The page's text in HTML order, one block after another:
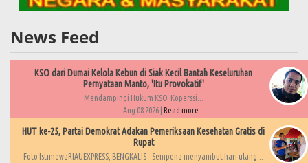
News Feed
KSO dari Dumai Kelola Kebun di Siak Kecil Bantah Keseluruhan
Pernyataan Manto, 'Itu Provokatif'
Mendampingi Hukum KSO Koperssi...
Aug 08 2026 | Read more
HUT ke-25, Partai Demokrat Adakan Pemeriksaan Kesehatan Gratis di
Rupat
Foto IstimewaRIAUEXPRESS, BENGKALIS - Sempena menyambut hari ulang...